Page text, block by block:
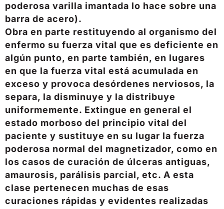
poderosa varilla imantada lo hace sobre una
barra de acero).
Obra en parte restituyendo al organismo del
enfermo su fuerza vital que es deficiente en
algún punto, en parte también, en lugares
en que la fuerza vital está acumulada en
exceso y provoca desórdenes nerviosos, la
separa, la disminuye y la distribuye
uniformemente. Extingue en general el
estado morboso del principio vital del
paciente y sustituye en su lugar la fuerza
poderosa normal del magnetizador, como en
los casos de curación de úlceras antiguas,
amaurosis, parálisis parcial, etc. A esta
clase pertenecen muchas de esas
curaciones rápidas y evidentes realizadas